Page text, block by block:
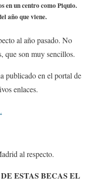
en un centro como Piquio.
año que viene.
al año pasado. No
que son muy sencillos.
publicado en el portal de
enlaces.
al respecto.
ESTAS BECAS EL